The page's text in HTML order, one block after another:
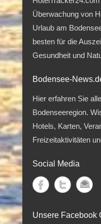
Überwachung von
Urlaub am
besten für die
Gesundheit und
Bodensee-
Hier erfahren Sie
Bodenseeregion.
Hotels, Karten,
Freizeitaktivitäten
Social Media
Unsere Facebook